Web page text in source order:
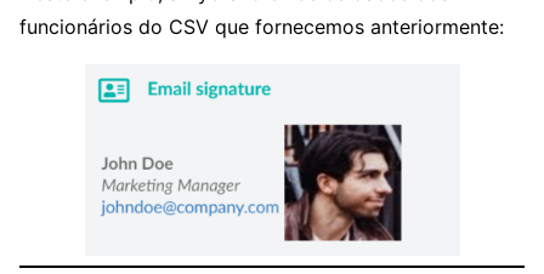
funcionários do CSV que fornecemos anteriormente: